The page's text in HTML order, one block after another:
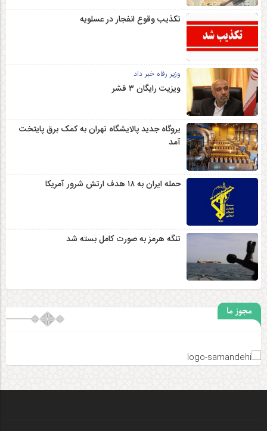
تکذیب وقوع انفجار در عسلویه
وزیر رفاه خبر داد
ویزیت رایگان ۳ قشر
یروگاه جدید پالایشگاه تهران به کمک برق پایتخت
آمد
حمله ایران به ۱۸ هدف ارتش شرور آمریکا
تنگه هرمز به صورت کامل بسته شد
مجوز ما